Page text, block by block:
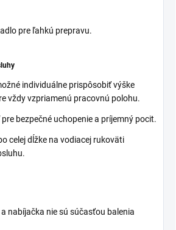
pre ľahkú prepravu.
individuálne prispôsobiť výške
vždy vzpriamenú pracovnú polohu.
bezpečné uchopenie a príjemný pocit.
celej dĺžke na vodiacej rukoväti
nabíjačka nie sú súčasťou balenia